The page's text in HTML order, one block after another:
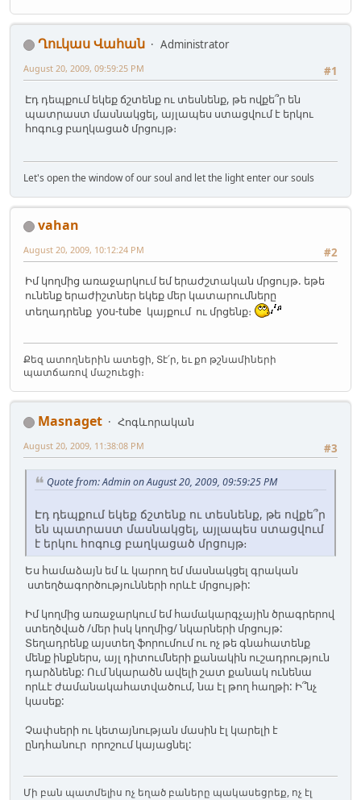
Ղուկաս Վահան
Administrator
#1
August 20, 2009, 09:59:25 PM
Էդ դեպքում եկեք ճշտենք ու տեսնենք, թե ովքե՞ր են
պատրաստ մասնակցել, այլապես ստացվում է երկու
հոգուց բաղկացած մրցույթ։
Let's open the window of our soul and let the light enter our souls
vahan
#2
August 20, 2009, 10:12:24 PM
Իմ կողմից առաջարկում եմ երաժշտական մրցույթ. եթե
ունենք երաժիշտներ եկեք մեր կատարումները
տեղադրենք you-tube կայքում ու մրցենք։
Քեզ ատողներին ատեցի, Տէ՛ր, եւ քո թշնամիների
պատճառով մաշուեցի։
Masnaget
Հոգևորական
#3
August 20, 2009, 11:38:08 PM
Quote from: Admin on August 20, 2009, 09:59:25 PM
Էդ դեպքում եկեք ճշտենք ու տեսնենք, թե ովքե՞ր
են պատրաստ մասնակցել, այլապես ստացվում
է երկու հոգուց բաղկացած մրցույթ։
Ես համաձայն եմ և կարող եմ մասնակցել գրական
ստեղծագործությունների որևէ մրցույթի:
Իմ կողմից առաջարկում եմ համակարգչային ծրագրերով
ստեղծված /մեր իսկ կողմից/ նկարների մրցույթ:
Տեղադրենք այստեղ ֆորումում ու ոչ թե գնահատենք
մենք ինքներս, այլ դիտումների քանակին ուշադրություն
դարձնենք: Ում նկարածն ավելի շատ քանակ ունենա
որևէ ժամանակահատվածում, նա էլ թող հաղթի: Ի՞նչ
կասեք:
Չափսերի ու կետայնության մասին էլ կարելի է
ընդհանուր որոշում կայացնել:
Մի բան պատմելիս ոչ եղած բաները պակասեցրեք, ոչ էլ